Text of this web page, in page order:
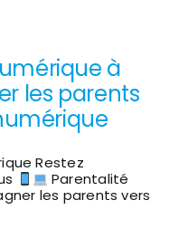
à
les parents
Restez
Parentalité
les parents vers